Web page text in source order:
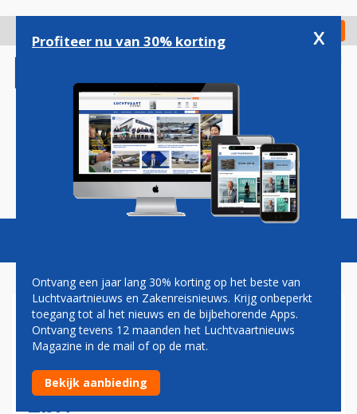
gaan
Check in
Magazine Podcasts Vacatures
ONDERZOEK OF VERPLICHTE
STOELKOSTEN VOOR OUDERS
BIJ RYANAIR WEL TERECHT
ZIJN
Profiteer nu van 30% korting x
Ontvang een jaar lang 30% korting op het beste van
Luchtvaartnieuws en Zakenreisnieuws. Krijg onbeperkt
toegang tot al het nieuws en de bijbehorende Apps.
Ontvang tevens 12 maanden het Luchtvaartnieuws
Magazine in de mail of op de mat.
Bekijk aanbieding